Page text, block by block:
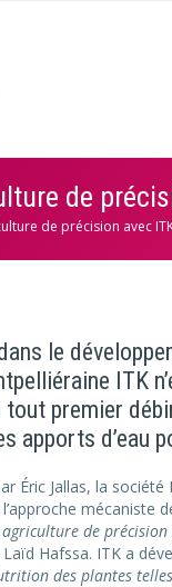
de
de précision avec
le
ITK
tout premier
apports d’eau
Éric Jallas, la
l’approche mécaniste
de précision
Hafssa. ITK a
des plantes